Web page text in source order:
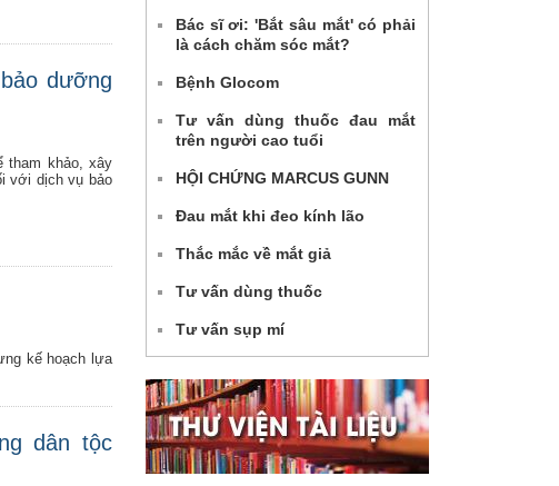
dưỡng
tham khảo, xây
với dịch vụ bảo
kế hoạch lựa
dân tộc
Bác sĩ ơi: 'Bắt sâu mắt' có phải
là cách chăm sóc mắt?
Bệnh Glocom
Tư vấn dùng thuốc đau mắt
trên người cao tuổi
HỘI CHỨNG MARCUS GUNN
Đau mắt khi đeo kính lão
Thắc mắc về mắt giả
Tư vấn dùng thuốc
Tư vấn sụp mí